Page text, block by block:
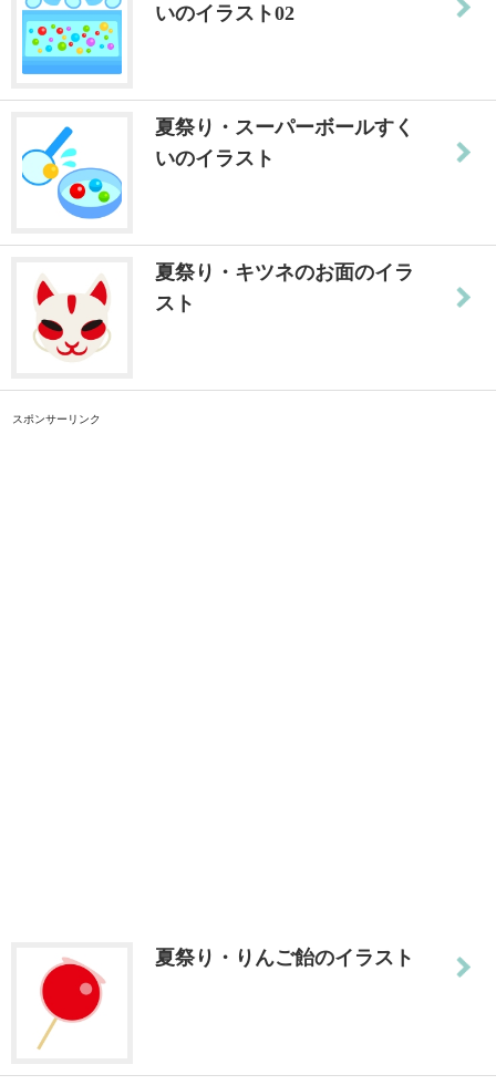
いのイラスト02
夏祭り・スーパーボールすく
いのイラスト
夏祭り・キツネのお面のイラ
スト
スポンサーリンク
夏祭り・りんご飴のイラスト